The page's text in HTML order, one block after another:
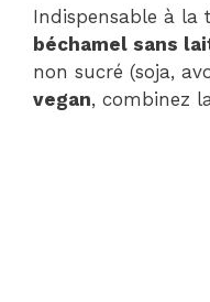
Indispensable à la
béchamel sans
non sucré (soja,
vegan, combinez